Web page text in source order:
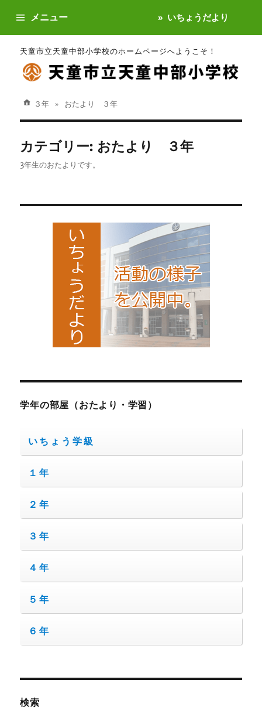
天童市立天童中部小学校のホームページへようこそ！
メニュー いちょうだより
３年 おたより ３年
カテゴリー: おたより ３年
3年生のおたよりです。
学年の部屋（おたより・学習）
いちょう学級
１年
２年
３年
４年
５年
６年
検索